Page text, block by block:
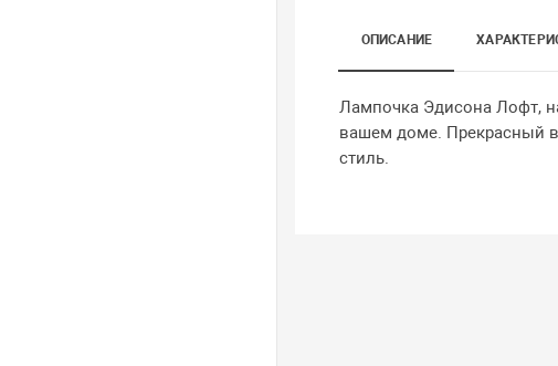
ОПИСАНИЕ
Лампочка Эдисона Лофт,
вашем доме. Прекрасный
стиль.